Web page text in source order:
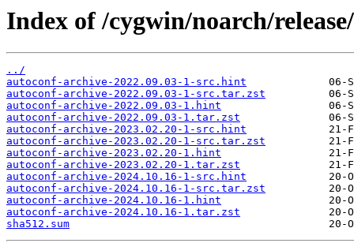
Index of /cygwin/noarch/
../
autoconf-archive-2022.09.03-1-src.hint
autoconf-archive-2022.09.03-1-src.tar.zst
autoconf-archive-2022.09.03-1.hint
autoconf-archive-2022.09.03-1.tar.zst
autoconf-archive-2023.02.20-1-src.hint
autoconf-archive-2023.02.20-1-src.tar.zst
autoconf-archive-2023.02.20-1.hint
autoconf-archive-2023.02.20-1.tar.zst
autoconf-archive-2024.10.16-1-src.hint
autoconf-archive-2024.10.16-1-src.tar.zst
autoconf-archive-2024.10.16-1.hint
autoconf-archive-2024.10.16-1.tar.zst
sha512.sum